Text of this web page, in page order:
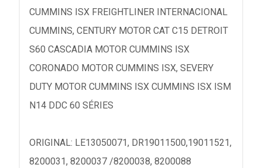
CUMMINS ISX FREIGHTLINER INTERNACIONAL
CUMMINS, CENTURY MOTOR CAT C15 DETROIT
S60 CASCADIA MOTOR CUMMINS ISX
CORONADO MOTOR CUMMINS ISX, SEVERY
DUTY MOTOR CUMMINS ISX CUMMINS ISX ISM
N14 DDC 60 SÉRIES
ORIGINAL: LE13050071, DR19011500,19011521,
8200031, 8200037 /8200038, 8200088